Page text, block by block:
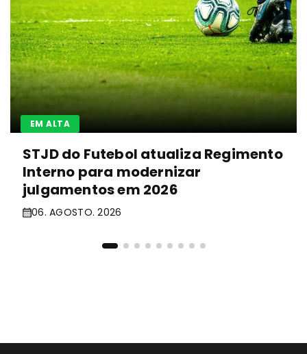
EM ALTA
STJD do Futebol atualiza Regimento
Interno para modernizar
julgamentos em 2026
06. AGOSTO. 2026